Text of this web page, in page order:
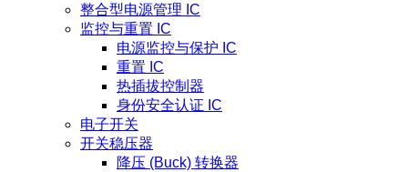
整合型电源管理 IC
监控与重置 IC
电源监控与保护 IC
重置 IC
热插拔控制器
身份安全认证 IC
电子开关
开关稳压器
降压 (Buck) 转换器